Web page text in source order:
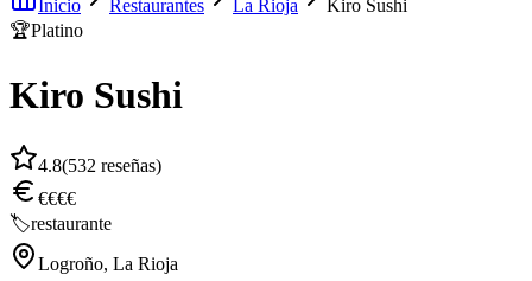
Inicio Restaurantes La Rioja
Kiro Sushi
🏆Platino
Kiro Sushi
4.8(532 reseñas)
€€€€
🏷️restaurante
Logroño, La Rioja